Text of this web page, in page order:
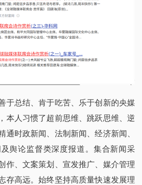
总结、肯于吃苦、乐于创新的央媒
本人习惯了超前思维、跳跃思维、逆
通时政新闻、法制新闻、经济新闻、
舆论监督类深度报道。集合新闻采
作、文案策划、宣发推广、媒介管理
存高远。始终坚持高质量快速发展理